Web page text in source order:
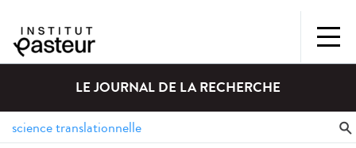
LE JOURNAL DE LA RECHERCHE